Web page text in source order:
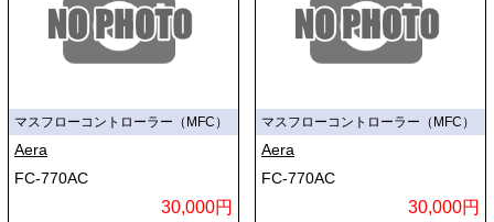
マスフローコントローラー（MFC）
Aera
FC-770AC
30,000円
マスフローコントローラー（MFC）
Aera
FC-770AC
30,000円